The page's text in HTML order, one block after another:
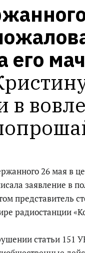
его
в
26 мая в
заявление в
представитель
радиостанции
статьи 151